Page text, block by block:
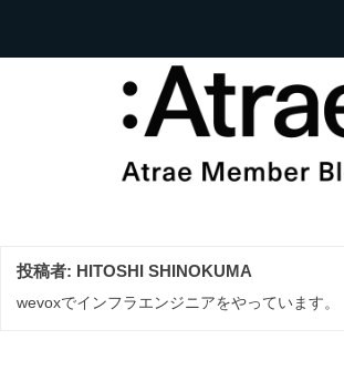
投稿者: HITOSHI SHINOKUMA
wevoxでインフラエンジニアをやっています。